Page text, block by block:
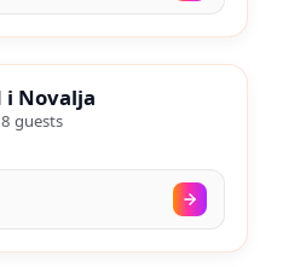
18. aug.–26. sep.
i Novalja
8 guests
16. aug.–22. sep.